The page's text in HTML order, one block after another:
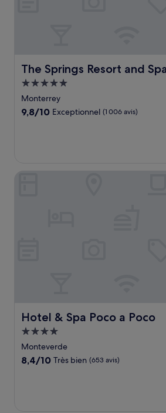
The Springs Resort and
The Springs Resort and Spa at
Hébergement
5.0 étoiles
Monterrey
9.8
9,8/10 Exceptionnel (1 006 avis)
Hotel & Spa Poco a Poco
Hotel & Spa Poco a Poco
Hébergement
4.0 étoiles
Monteverde
8.4
8,4/10 Très bien (653 avis)